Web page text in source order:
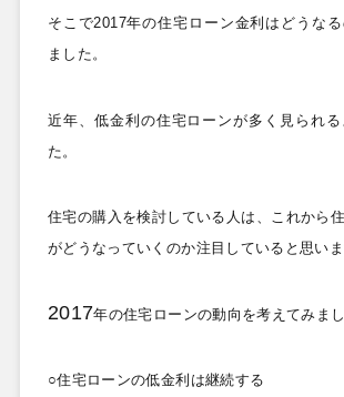
そこで2017年の住宅ローン金利はどうな
ました。
近年、低金利の住宅ローンが多く見られ
た。
住宅の購入を検討している人は、これから
がどうなっていくのか注目していると思いま
2017年の住宅ローンの動向を考えてみまし
○住宅ローンの低金利は継続する